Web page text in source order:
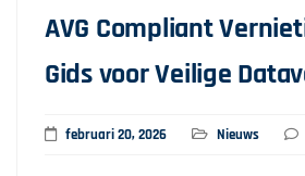
AVG Compliant
Gids voor Veilige
februari 20, 2026 Nieuws